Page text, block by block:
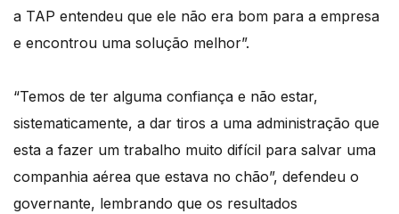
a TAP entendeu que ele não era bom para a empresa
e encontrou uma solução melhor”.
“Temos de ter alguma confiança e não estar,
sistematicamente, a dar tiros a uma administração que
esta a fazer um trabalho muito difícil para salvar uma
companhia aérea que estava no chão”, defendeu o
governante, lembrando que os resultados